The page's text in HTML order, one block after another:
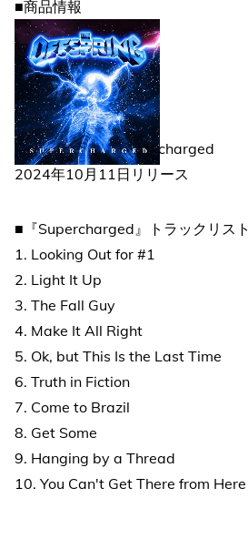
■商品情報
The Offspring / Supercharged
2024年10月11日リリース
■『Supercharged』トラックリスト
1. Looking Out for #1
2. Light It Up
3. The Fall Guy
4. Make It All Right
5. Ok, but This Is the Last Time
6. Truth in Fiction
7. Come to Brazil
8. Get Some
9. Hanging by a Thread
10. You Can't Get There from Here